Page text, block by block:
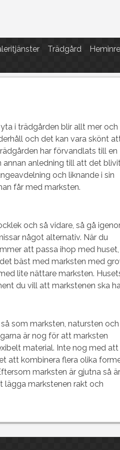
Trädgård
i trädgården blir allt mer och
och det kan vara skönt
har förvandlats till en
annan anledning till att det
och liknande i sin
får med marksten.
och så vidare, så gå
något alternativ. När du
att passa ihop med huset,
bäst med marksten med
lite nättare marksten.
du vill att markstenen ska
som marksten, natursten och
är nog för att marksten
material. Inte nog med att
att kombinera flera olika
marksten är gjutna så är
lägga markstenen rakt och